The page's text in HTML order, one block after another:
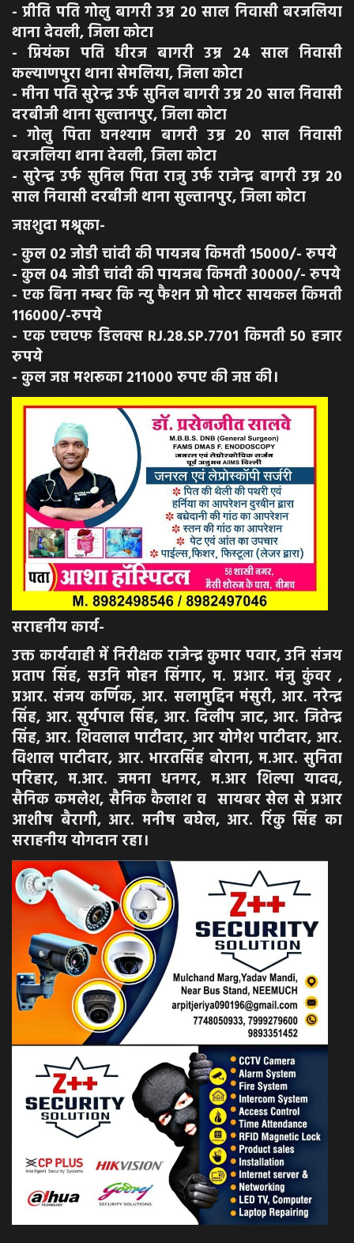
- प्रीति पति गोलु बागरी उम्र 20 साल निवासी बरजलिया
थाना देवली, जिला कोटा
- प्रियंका पति धीरज बागरी उम्र 24 साल निवासी
कल्याणपुरा थाना सेमलिया, जिला कोटा
- मीना पति सुरेन्द्र उर्फ सुनिल बागरी उम्र 20 साल निवासी
दरबीजी थाना सुल्तानपुर, जिला कोटा
- गोलु पिता घनश्याम बागरी उम्र 20 साल निवासी
बरजलिया थाना देवली, जिला कोटा
- सुरेन्द्र उर्फ सुनिल पिता राजु उर्फ राजेन्द्र बागरी उम्र 20
साल निवासी दरबीजी थाना सुल्तानपुर, जिला कोटा
जप्तशुदा मश्रूका-
- कुल 02 जोडी चांदी की पायजब किमती 15000/- रुपये
- कुल 04 जोडी चांदी की पायजब किमती 30000/- रुपये
- एक बिना नम्बर कि न्यु फैशन प्रो मोटर सायकल किमती
116000/-रुपये
- एक एचएफ डिलक्स RJ.28.SP.7701 किमती 50 हजार
रुपये
- कुल जप्त मशरूका 211000 रुपए की जप्त की।
सराहनीय कार्य-
उक्त कार्यवाही में निरीक्षक राजेन्द्र कुमार पवार, उनि संजय
प्रताप सिंह, सउनि मोहन सिंगार, म. प्रआर. मंजु कुंवर ,
प्रआर. संजय कर्णिक, आर. सलामुद्दिन मंसुरी, आर. नरेन्द्र
सिंह, आर. सुर्यपाल सिंह, आर. दिलीप जाट, आर. जितेन्द्र
सिंह, आर. शिवलाल पाटीदार, आर योगेश पाटीदार, आर.
विशाल पाटीदार, आर. भारतसिंह बोराना, म.आर. सुनिता
परिहार, म.आर. जमना धनगर, म.आर शिल्पा यादव,
सैनिक कमलेश, सैनिक कैलाश व सायबर सेल से प्रआर
आशीष बैरागी, आर. मनीष बघेल, आर. रिंकु सिंह का
सराहनीय योगदान रहा।